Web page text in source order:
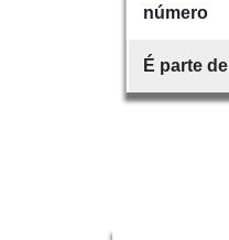
número
É parte de